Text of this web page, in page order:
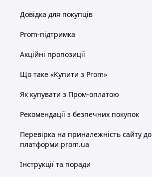
Довідка для покупців
Prom-підтримка
Акційні пропозиції
Що таке «Купити з Prom»
Як купувати з Пром-оплатою
Рекомендації з безпечних покупок
Перевірка на приналежність сайту до
платформи prom.ua
Інструкції та поради